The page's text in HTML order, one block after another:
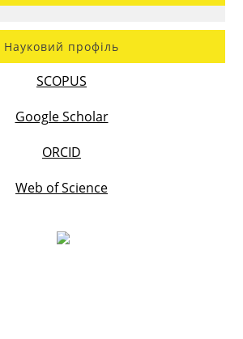
Науковий профіль
SCOPUS
Google Scholar
ORCID
Web of Science